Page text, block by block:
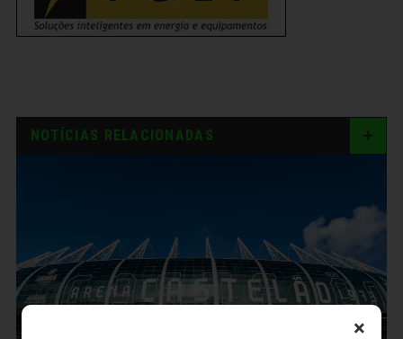
×
NOTÍCIAS RELACIONADAS